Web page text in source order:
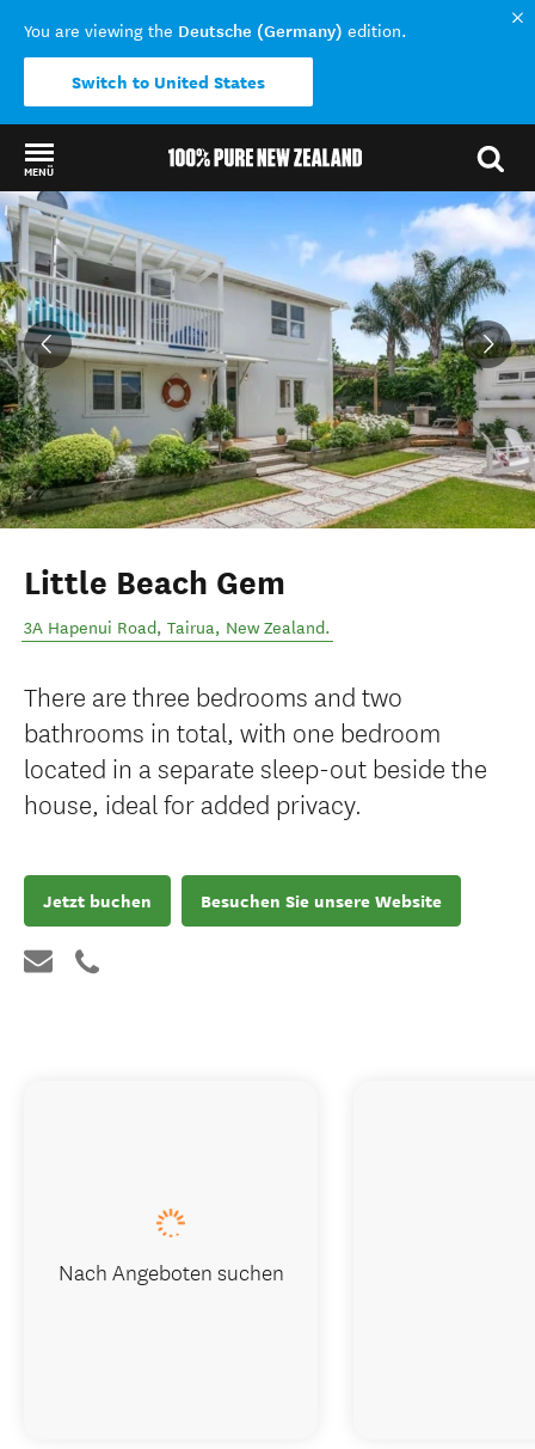
You are viewing the Deutsche (Germany) edition.
Switch to United States
MENÜ
Back to my results
Little Beach Gem
3A Hapenui Road, Tairua, New Zealand.
There are three bedrooms and two
bathrooms in total, with one bedroom
located in a separate sleep-out beside the
house, ideal for added privacy.
Jetzt buchen Besuchen Sie unsere Website
Nach Angeboten suchen